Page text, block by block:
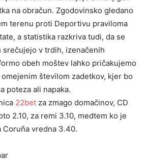
na obračun. Zgodovinsko gledano
terenu proti Deportivu praviloma
a statistika razkriva tudi, da se
v trdih, izenačenih
obeh moštev lahko pričakujemo
številom zadetkov, kjer bo
poteza ali napaka.
22bet za zmago domačinov, CD
2.10, za remi 3.10, medtem ko je
Coruña vredna 3.40.